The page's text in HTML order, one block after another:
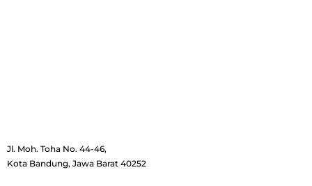
Jl. Moh. Toha No. 44-46,
Kota Bandung, Jawa Barat 40252